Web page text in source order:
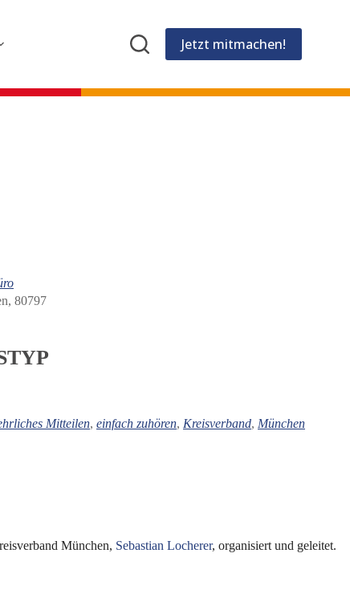
Jetzt mitmachen!
80797
Mitteilen, einfach zuhören, Kreisverband, München
München, Sebastian Locherer, organisiert und geleitet.